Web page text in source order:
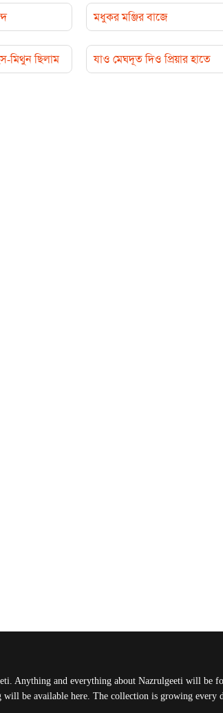
মধুকর মঞ্জির বাজে
মিথুন ছিলাম যাও মেঘদূত দিও প্রিয়ার হাতে
Anything and everything about Nazrulgeeti will be
be available here. The collection is growing every